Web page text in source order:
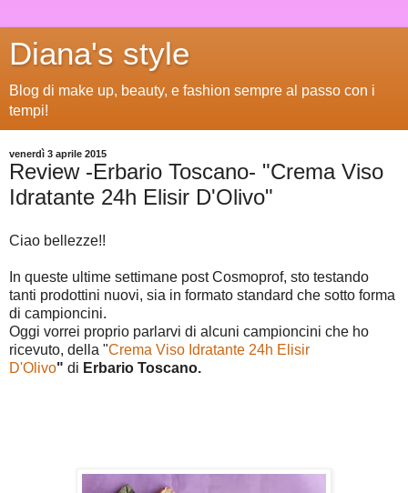
Diana's style
Blog di make up, beauty, e fashion sempre al passo con i
tempi!
venerdì 3 aprile 2015
Review -Erbario Toscano- "Crema Viso
Idratante 24h Elisir D'Olivo"
Ciao bellezze!!
In queste ultime settimane post Cosmoprof, sto testando
tanti prodottini nuovi, sia in formato standard che sotto forma
di campioncini.
Oggi vorrei proprio parlarvi di alcuni campioncini che ho
ricevuto, della "Crema Viso Idratante 24h Elisir
D'Olivo" di Erbario Toscano.